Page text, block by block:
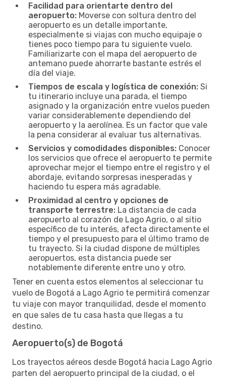
Facilidad para orientarte dentro del
aeropuerto: Moverse con soltura dentro del
aeropuerto es un detalle importante,
especialmente si viajas con mucho equipaje o
tienes poco tiempo para tu siguiente vuelo.
Familiarizarte con el mapa del aeropuerto de
antemano puede ahorrarte bastante estrés el
día del viaje.
Tiempos de escala y logística de conexión: Si
tu itinerario incluye una parada, el tiempo
asignado y la organización entre vuelos pueden
variar considerablemente dependiendo del
aeropuerto y la aerolínea. Es un factor que vale
la pena considerar al evaluar tus alternativas.
Servicios y comodidades disponibles: Conocer
los servicios que ofrece el aeropuerto te permite
aprovechar mejor el tiempo entre el registro y el
abordaje, evitando sorpresas inesperadas y
haciendo tu espera más agradable.
Proximidad al centro y opciones de
transporte terrestre: La distancia de cada
aeropuerto al corazón de Lago Agrio, o al sitio
específico de tu interés, afecta directamente el
tiempo y el presupuesto para el último tramo de
tu trayecto. Si la ciudad dispone de múltiples
aeropuertos, esta distancia puede ser
notablemente diferente entre uno y otro.
Tener en cuenta estos elementos al seleccionar tu
vuelo de Bogotá a Lago Agrio te permitirá comenzar
tu viaje con mayor tranquilidad, desde el momento
en que sales de tu casa hasta que llegas a tu
destino.
Aeropuerto(s) de Bogotá
Los trayectos aéreos desde Bogotá hacia Lago Agrio
parten del aeropuerto principal de la ciudad, o el